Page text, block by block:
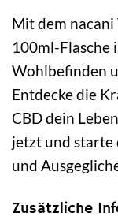
Mit dem
100ml-Flasche
Wohlbefinden
Entdecke die
CBD dein
jetzt und starte
und
Zusätzliche